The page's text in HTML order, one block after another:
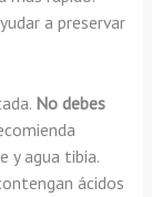
a preservar
No debes
y agua tibia.
ácidos